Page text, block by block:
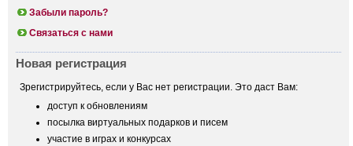
Забыли пароль?
Связаться с нами
Новая регистрация
Зрегистрируйтесь, если у Вас нет регистрации. Это даст Вам:
доступ к обновлениям
посылка виртуальных подарков и писем
участие в играх и конкурсах